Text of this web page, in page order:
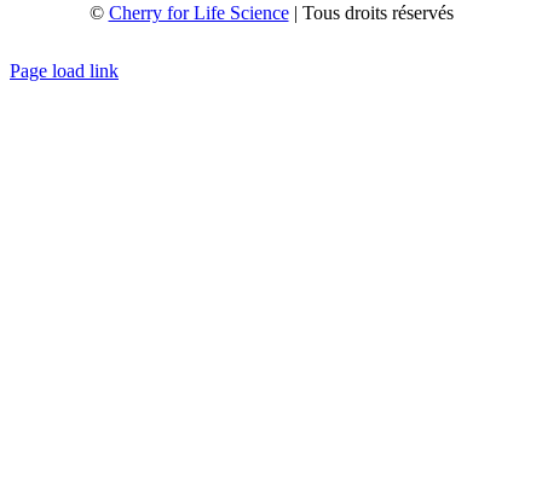
© Cherry for Life Science| Tous droits réservés
Page load link